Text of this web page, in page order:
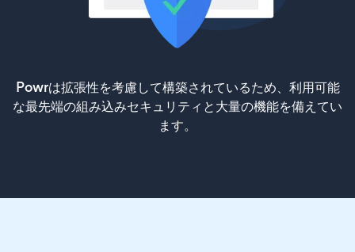
Powrは拡張性を考慮して構築されているため、利用可能
な最先端の組み込みセキュリティと大量の機能を備えてい
ます。